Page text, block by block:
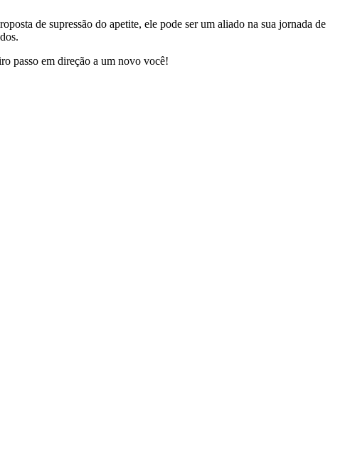
de supressão do apetite, ele pode ser um aliado na sua jornada de
passo em direção a um novo você!